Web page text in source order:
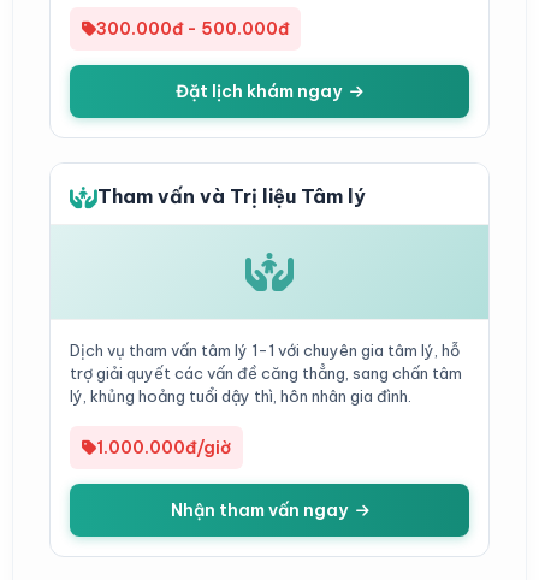
300.000đ - 500.000đ
Đặt lịch khám ngay
Tham vấn và Trị liệu Tâm lý
Dịch vụ tham vấn tâm lý 1-1 với chuyên gia tâm lý, hỗ
trợ giải quyết các vấn đề căng thẳng, sang chấn tâm
lý, khủng hoảng tuổi dậy thì, hôn nhân gia đình.
1.000.000đ/giờ
Nhận tham vấn ngay